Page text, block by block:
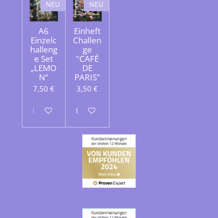
NEU
A6
Einzelc
halleng
e Set
„LEMO
N“
7,50 €
In den Warenkorb
NEU
Einheft
Challen
ge
"CAFÉ
DE
PARIS"
3,50 €
In den Warenkorb